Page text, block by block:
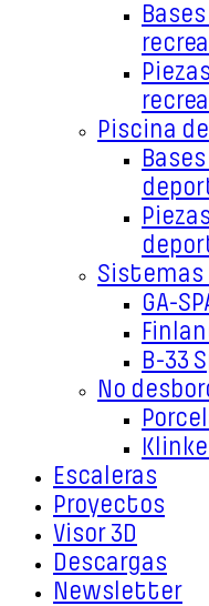
Piscina
Sistemas
GA-
B-33
No
Escaleras
Proyectos
Visor 3D
Descargas
Newsletter